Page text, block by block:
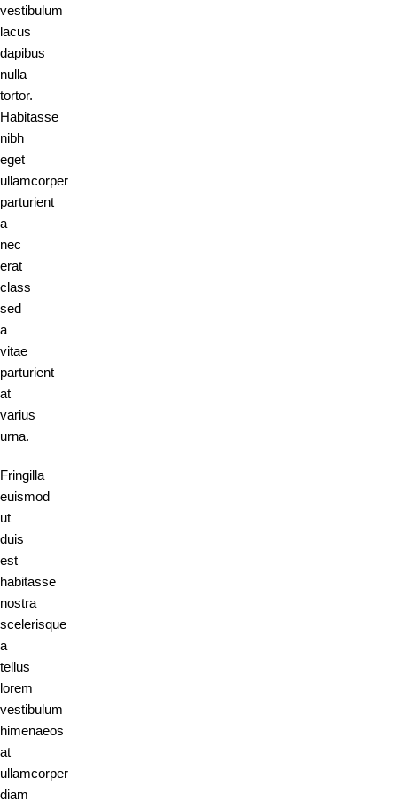
vestibulum
lacus
dapibus
nulla
tortor.
Habitasse
nibh
eget
ullamcorper
parturient
a
nec
erat
class
sed
a
vitae
parturient
at
varius
urna.
Fringilla
euismod
ut
duis
est
habitasse
nostra
scelerisque
a
tellus
lorem
vestibulum
himenaeos
at
ullamcorper
diam